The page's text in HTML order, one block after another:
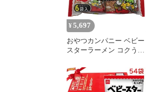
¥ 5,697
おやつカンパニー ベビー
スターラーメン コクうま
入 メーカー 問屋直送| 送
料無料 お菓子 スナック
菓子 ベビースター 個包